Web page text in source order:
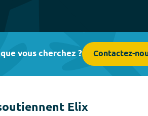
vous cherchez ? Contactez-
Elix